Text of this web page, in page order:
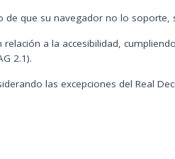
que su navegador no lo soporte,
a la accesibilidad,
2.1).
las excepciones del Real